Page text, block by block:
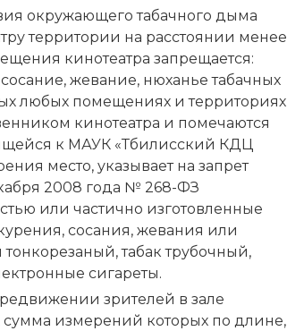
окружающего табачного дыма
территории на расстоянии менее
кинотеатра запрещается:
жевание, нюханье табачных
любых помещениях и территориях
кинотеатра и помечаются
к МАУК «Тбилисский КДЦ
место, указывает на запрет
2008 года № 268-ФЗ
или частично изготовленные
сосания, жевания или
табак трубочный,
сигареты.
зрителей в зале
измерений которых по длине,